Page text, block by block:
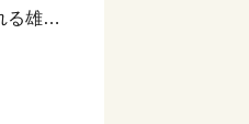
る雄物
温泉